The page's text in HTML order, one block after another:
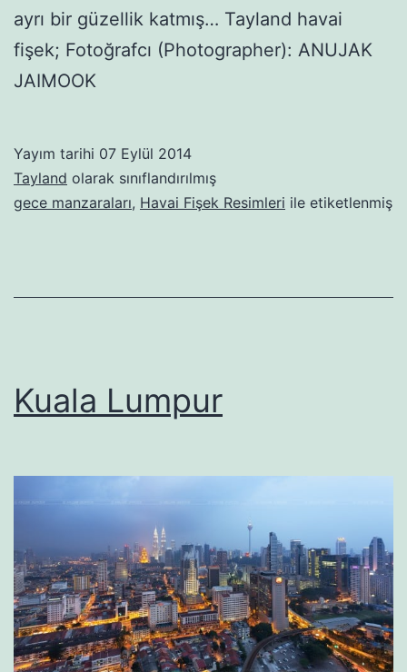
ayrı bir güzellik katmış… Tayland havai
fişek; Fotoğrafcı (Photographer): ANUJAK
JAIMOOK
Yayım tarihi 07 Eylül 2014
Tayland olarak sınıflandırılmış
gece manzaraları, Havai Fişek Resimleri ile etiketlenmiş
Kuala Lumpur